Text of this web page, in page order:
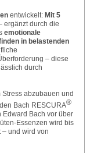
entwickelt: Mit 5
ergänzt durch die
emotionale
in belastenden
– diese
durch
abzubauen und
Bach RESCURA®
Edward Bach vor über
Essenzen wird bis
– und wird von